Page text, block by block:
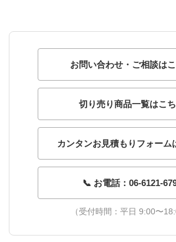
お問い合わせ・ご相談は
切り売り商品一覧はこ
カンタンお見積もりフォーム
📞 お電話：06-6121-
（受付時間：平日 9:00〜